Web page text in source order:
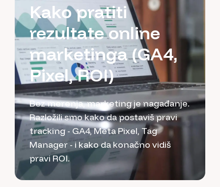
Kako pratiti
rezultate online
marketinga (GA4,
Pixel, ROI)
Bez merenja, marketing je nagađanje.
Razložili smo kako da postaviš pravi
tracking - GA4, Meta Pixel, Tag
Manager - i kako da konačno vidiš
pravi ROI.